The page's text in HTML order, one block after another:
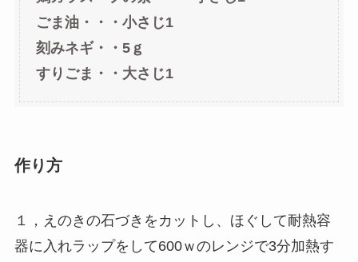
ごま油・・・小さじ1
刻みネギ・・5ｇ
すりごま・・大さじ1
作り方
１，えのきの石づきをカットし、ほぐして耐熱容
器に入れラップをして600ｗのレンジで3分加熱す